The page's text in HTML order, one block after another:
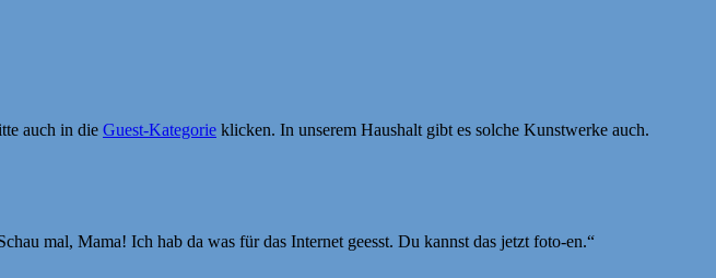
auch in die Guest-Kategorie klicken. In unserem Haushalt gibt es solche Kunstwerke auch.
mal, Mama! Ich hab da was für das Internet geesst. Du kannst das jetzt foto-en.“